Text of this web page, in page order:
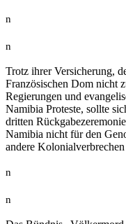
n
n
Trotz ihrer Versicherung,
Französischen Dom nicht
Regierungen und
Namibia Proteste, sollte
dritten
Namibia nicht für den
andere
n
n